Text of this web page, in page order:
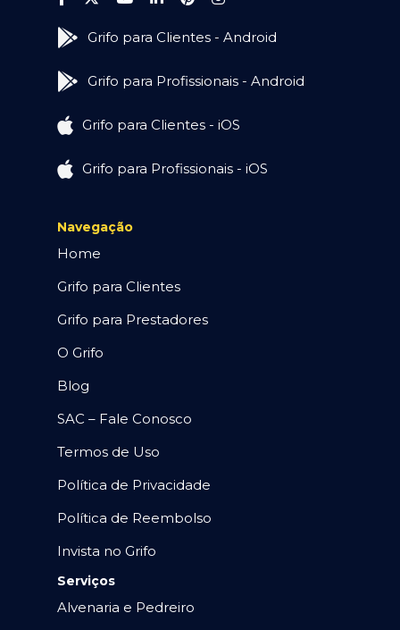
Grifo para Clientes - Android
Grifo para Profissionais - Android
Grifo para Clientes - iOS
Grifo para Profissionais - iOS
Navegação
Home
Grifo para Clientes
Grifo para Prestadores
O Grifo
Blog
SAC – Fale Conosco
Termos de Uso
Política de Privacidade
Política de Reembolso
Invista no Grifo
Serviços
Alvenaria e Pedreiro